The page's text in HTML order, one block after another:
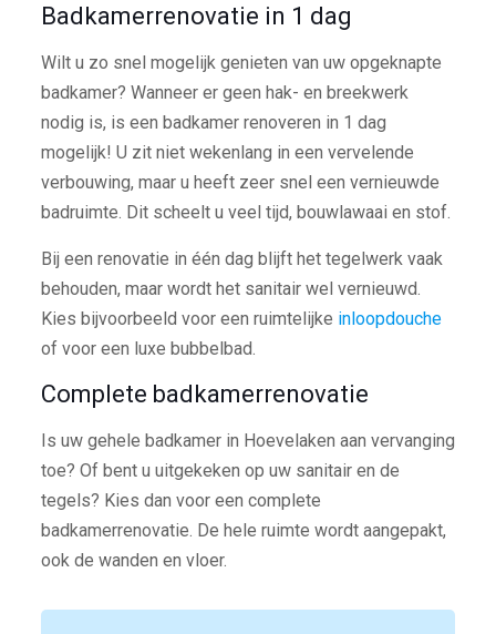
Badkamerrenovatie in 1 dag
Wilt u zo snel mogelijk genieten van uw opgeknapte
badkamer? Wanneer er geen hak- en breekwerk
nodig is, is een badkamer renoveren in 1 dag
mogelijk! U zit niet wekenlang in een vervelende
verbouwing, maar u heeft zeer snel een vernieuwde
badruimte. Dit scheelt u veel tijd, bouwlawaai en stof.
Bij een renovatie in één dag blijft het tegelwerk vaak
behouden, maar wordt het sanitair wel vernieuwd.
Kies bijvoorbeeld voor een ruimtelijke inloopdouche
of voor een luxe bubbelbad.
Complete badkamerrenovatie
Is uw gehele badkamer in Hoevelaken aan vervanging
toe? Of bent u uitgekeken op uw sanitair en de
tegels? Kies dan voor een complete
badkamerrenovatie. De hele ruimte wordt aangepakt,
ook de wanden en vloer.